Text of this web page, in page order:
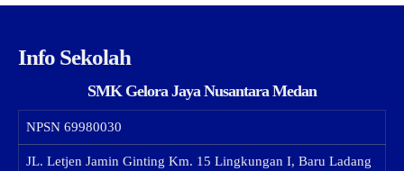
Info Sekolah
SMK Gelora Jaya Nusantara Medan
NPSN 69980030
JL. Letjen Jamin Ginting Km. 15 Lingkungan I, Baru Ladang